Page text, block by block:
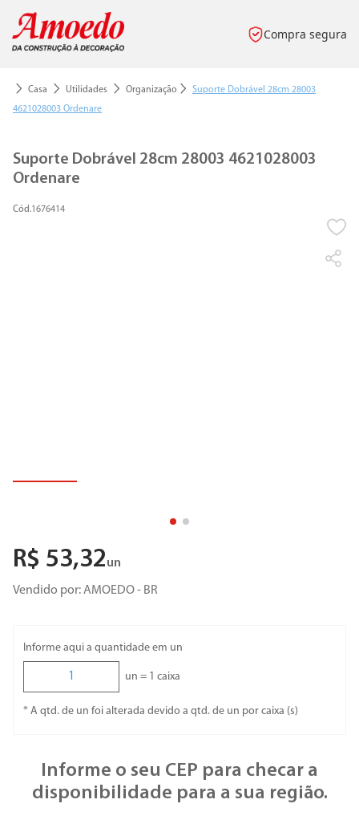
Compra segura
Casa Utilidades Organização
Suporte Dobrável 28cm 28003
4621028003 Ordenare
Suporte Dobrável 28cm 28003 4621028003
Ordenare
1676414
R$ 53,32un
Vendido por:AMOEDO - BR
Informe aqui a quantidade em un
un = 1 caixa
* A qtd. de un foi alterada devido a qtd. de un por caixa (s)
Informe o seu CEP para checar a
disponibilidade para a sua região.